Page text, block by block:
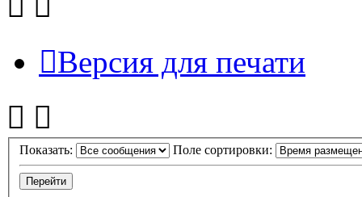
Версия для печати
Показать: Поле сортировки: